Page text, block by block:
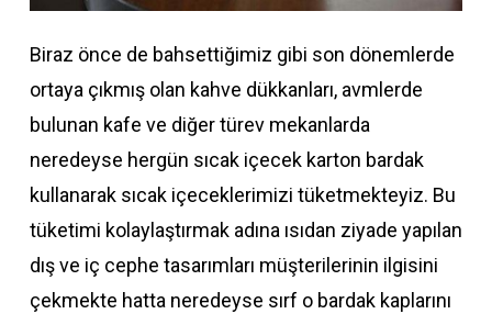
Biraz önce de bahsettiğimiz gibi son dönemlerde
ortaya çıkmış olan kahve dükkanları, avmlerde
bulunan kafe ve diğer türev mekanlarda
neredeyse hergün sıcak içecek karton bardak
kullanarak sıcak içeceklerimizi tüketmekteyiz. Bu
tüketimi kolaylaştırmak adına ısıdan ziyade yapılan
dış ve iç cephe tasarımları müşterilerinin ilgisini
çekmekte hatta neredeyse sırf o bardak kaplarını